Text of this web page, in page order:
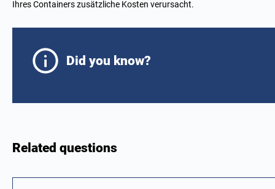
Ihres Containers zusätzliche Kosten verursacht.
Did you know?
Related questions